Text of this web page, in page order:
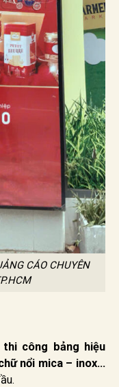
CÁO CHUYÊN
thi công bảng hiệu
nổi mica – inox…